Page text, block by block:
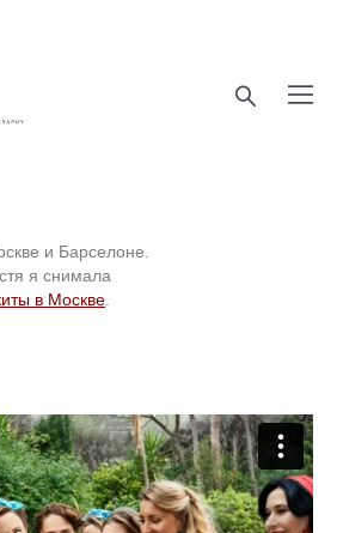
и Барселоне.
я снимала
в Москве